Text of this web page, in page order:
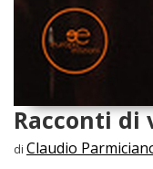
Racconti di
di Claudio